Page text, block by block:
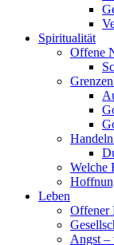
Spiritualität
Offene
Welche
Leben
Offener
Angst –